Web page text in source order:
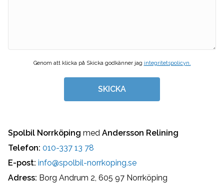
Spolbil Norrköping med Andersson Relining
Telefon: 010-337 13 78
E-post: info@spolbil-norrkoping.se
Adress: Borg Andrum 2, 605 97 Norrköping
Genom att klicka på Skicka godkänner jag integritetspolicyn.
SKICKA